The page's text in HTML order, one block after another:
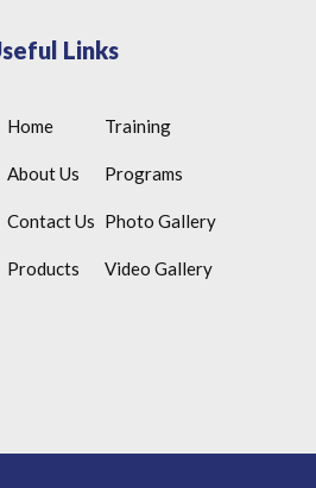
Links
Home
About Us
Contact Us
Products
Training
Programs
Photo Gallery
Video Gallery